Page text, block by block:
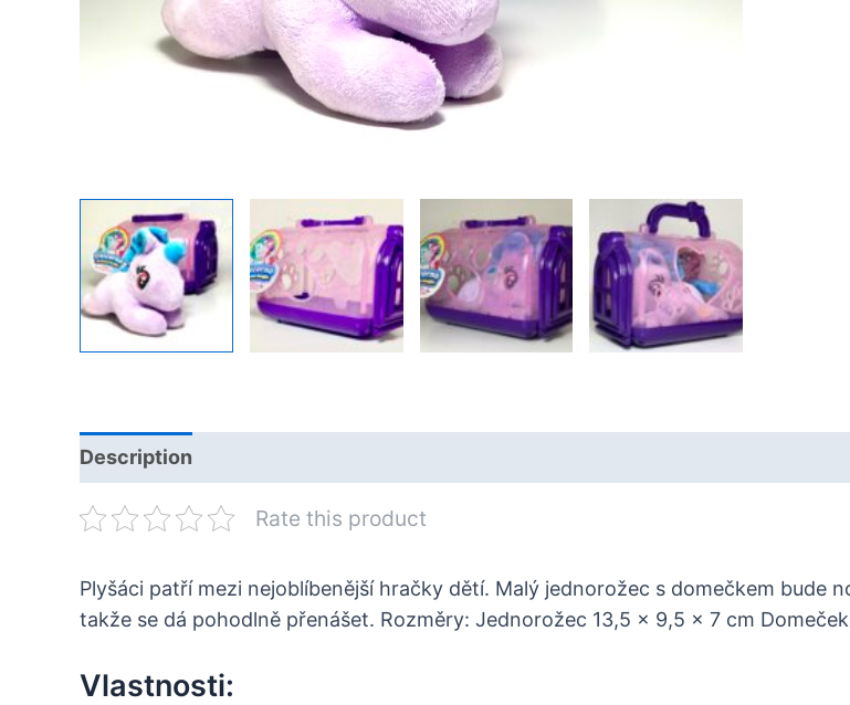
Description
Rate this product
Plyšáci patří mezi nejoblíbenější hračky dětí. Malý jednorožec s domečkem bude
takže se dá pohodlně přenášet. Rozměry: Jednorožec 13,5 x 9,5 x 7 cm
Vlastnosti: